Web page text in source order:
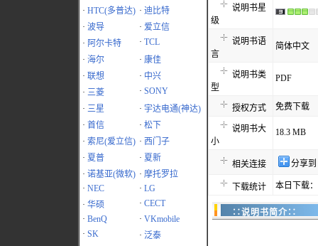
· HTC(多普达) · 迪比特
· 波导 · 爱立信
· 阿尔卡特 · TCL
· 海尔 · 康佳
· 联想 · 中兴
· 三菱 · SONY
· 三星 · 宇达电通(神达)
· 首信 · 松下
· 索尼(爱立信) · 西门子
· 夏普 · 夏新
· 诺基亚(微软) · 摩托罗拉
· NEC · LG
· 华硕 · CECT
· BenQ · VKmobile
· SK · 泛泰
说明书星
级
说明书语
言
简体中文
说明书类
型
PDF
授权方式 免费下载
说明书大
小
18.3 MB
相关连接 分享
下载统计 本日下载
∷说明书简介∷